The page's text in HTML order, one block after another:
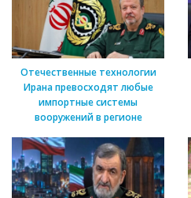
Отечественные технологии
Ирана превосходят любые
импортные системы
вооружений в регионе